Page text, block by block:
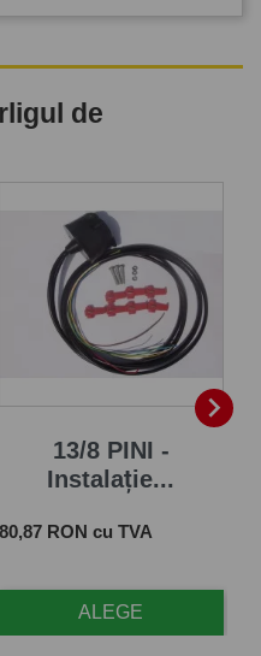
de
13/8 PINI -
Instalație...
Pret
80,87 RON cu TVA
ALEGE
